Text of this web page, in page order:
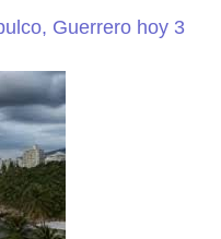
Guerrero hoy 3